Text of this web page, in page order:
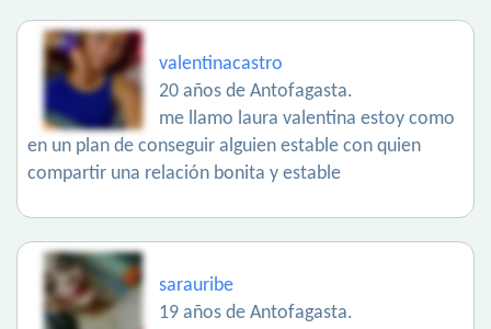
valentinacastro
20 años de Antofagasta.
me llamo laura valentina estoy como
en un plan de conseguir alguien estable con quien
compartir una relación bonita y estable
sarauribe
19 años de Antofagasta.